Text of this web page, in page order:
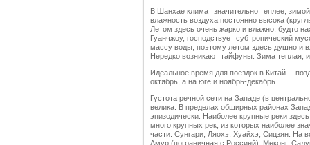
В Шанхае климат значительно теплее,
влажность воздуха постоянно высока
Летом здесь очень жарко и влажно, будто
Гуанчжоу, господствует субтропический
массу воды, поэтому летом здесь душно и
Нередко возникают тайфуны. Зима теплая,
Идеальное время для поездок в Китай --
октябрь, а на юге и ноябрь-декабрь.
Густота речной сети на Западе (в
велика. В пределах обширных районах
эпизодически. Наиболее крупные реки
много крупных рек, из которых наиболее
части: Сунгари, Ляохэ, Хуайхэ, Сицзян. На
Амур (пограничная с Россией), Меконг,